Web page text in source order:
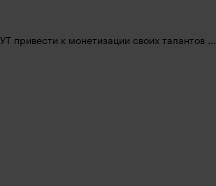
привести к монетизации своих талантов ...